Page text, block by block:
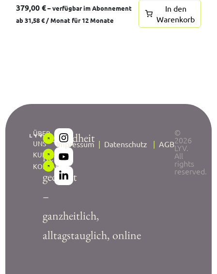
379,00€–verfügbar im Abonnement
ab31,58€ / Monat für 12 Monate
In den
Warenkorb
Gesundheit
neu
gedacht
–
ganzheitlich,
alltagstauglich, online
ÜBER
UNS
KURSE
KONTAKT
Impressum | Datenschutz | AGB
©
2026
LYV.
All
rights
reserved.